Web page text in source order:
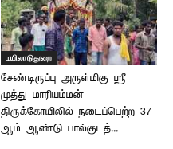
மயிலாடுதுறை
சேண்டிருப்பு அருள்மிகு ஸ்ரீ
முத்து மாரியம்மன்
திருக்கோயிலில் நடைப்பெற்ற 37
ஆம் ஆண்டு பால்குடத்...